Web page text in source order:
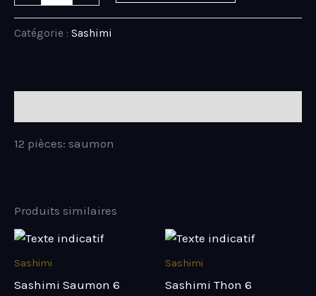
Catégorie : Sashimi
12 pièces: saumon
Produits similaires
Sashimi
Sashimi Saumon 6
Sashimi
Sashimi Thon 6